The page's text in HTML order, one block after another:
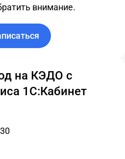
внимание.
на КЭДО с
1С:Кабинет